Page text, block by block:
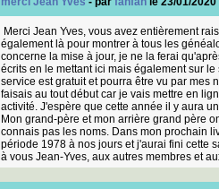
Merci Jean Yves, vous avez entièrement
également là pour montrer à tous les
concerne la mise à jour, je ne la ferai
écrits en le mettant ici mais également sur
service est gratuit et pourra être vu par mes
faisais au tout début car je vais mettre en
activité. J'espère que cette année il y aura
Mon grand-père et mon arrière grand père
connais pas les noms. Dans mon prochain
période 1978 à nos jours et j'aurai fini cette
à vous Jean-Yves, aux autres membres et